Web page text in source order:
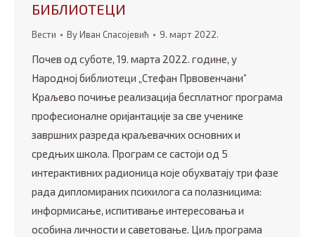
БИБЛИОТЕЦИ
Вести ByИван Спасојевић 9. март 2022.
Почев од суботе, 19. марта 2022. године, у
Народној библиотеци „Стефан Првовенчани”
Краљево почиње реализација бесплатног програма
професионалне оријантације за све ученике
завршних разреда краљевачких основних и
средњих школа. Програм се састоји од 5
интерактивних радионица које обухватају три фазе
рада дипломираних психилога са полазницима:
информисање, испитивање интересовања и
особина личности и саветовање. Циљ програма